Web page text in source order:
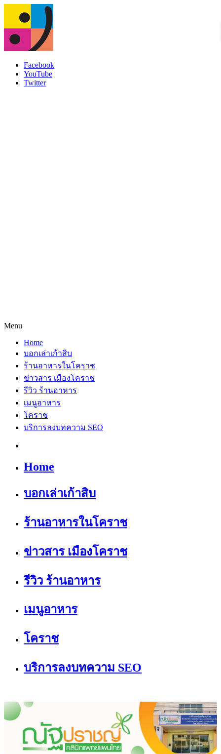
Facebook
YouTube
Twitter
Menu
Home
บอกเล่าเก้าสิบ
ร้านอาหารในโคราช
ข่าวสาร เมืองโคราช
รีวิว ร้านอาหาร
เมนูอาหาร
โคราช
บริการลงบทความ SEO
Home
บอกเล่าเก้าสิบ
ร้านอาหารในโคราช
ข่าวสาร เมืองโคราช
รีวิว ร้านอาหาร
เมนูอาหาร
โคราช
บริการลงบทความ SEO